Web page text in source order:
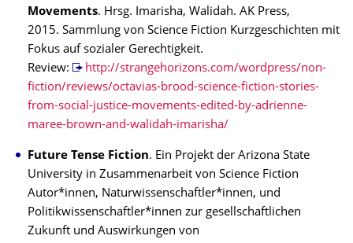
Movements. Hrsg. Imarisha, Walidah. AK Press,
2015. Sammlung von Science Fiction Kurzgeschichten mit
Fokus auf sozialer Gerechtigkeit.
Review:
http://strangehorizons.com/wordpress/non-
fiction/reviews/octavias-brood-science-fiction-stories-
from-social-justice-movements-edited-by-adrienne-
maree-brown-and-walidah-imarisha/
Future Tense Fiction. Ein Projekt der Arizona State
University in Zusammenarbeit von Science Fiction
Autor*innen, Naturwissenschaftler*innen, und
Politikwissenschaftler*innen zur gesellschaftlichen
Zukunft und Auswirkungen von